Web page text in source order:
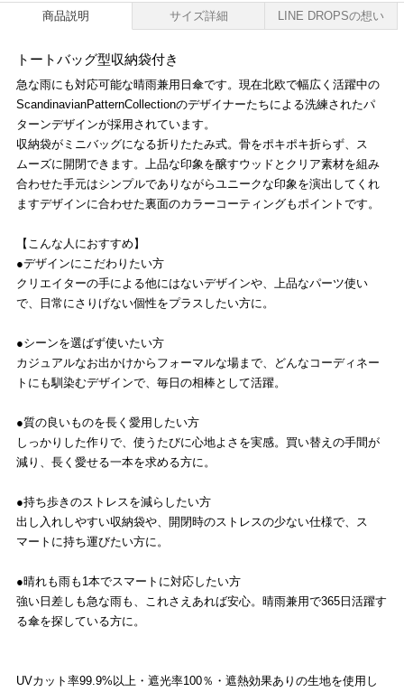
商品説明 サイズ詳細 LINE DROPSの想い
トートバッグ型収納袋付き
急な雨にも対応可能な晴雨兼用日傘です。現在北欧で幅広く活躍中の
ScandinavianPatternCollectionのデザイナーたちによる洗練されたパ
ターンデザインが採用されています。
収納袋がミニバッグになる折りたたみ式。骨をポキポキ折らず、ス
ムーズに開閉できます。上品な印象を醸すウッドとクリア素材を組み
合わせた手元はシンプルでありながらユニークな印象を演出してくれ
ますデザインに合わせた裏面のカラーコーティングもポイントです。
【こんな人におすすめ】
●デザインにこだわりたい方
クリエイターの手による他にはないデザインや、上品なパーツ使い
で、日常にさりげない個性をプラスしたい方に。
●シーンを選ばず使いたい方
カジュアルなお出かけからフォーマルな場まで、どんなコーディネー
トにも馴染むデザインで、毎日の相棒として活躍。
●質の良いものを長く愛用したい方
しっかりした作りで、使うたびに心地よさを実感。買い替えの手間が
減り、長く愛せる一本を求める方に。
●持ち歩きのストレスを減らしたい方
出し入れしやすい収納袋や、開閉時のストレスの少ない仕様で、ス
マートに持ち運びたい方に。
●晴れも雨も1本でスマートに対応したい方
強い日差しも急な雨も、これさえあれば安心。晴雨兼用で365日活躍す
る傘を探している方に。
UVカット率99.9%以上・遮光率100％・遮熱効果ありの生地を使用し